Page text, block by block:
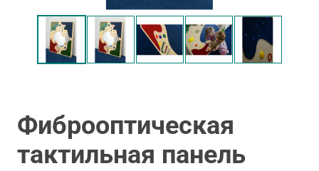
Фиброоптическая
тактильная панель